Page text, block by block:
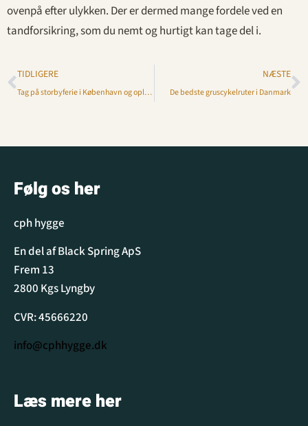
ovenpå efter ulykken. Der er dermed mange fordele ved en
tandforsikring, som du nemt og hurtigt kan tage del i.
TIDLIGERE
Tag på storbyferie i København og oplev byens stemning
NÆSTE
De bedste gruscykelruter i Danmark
Følg os her
cph hygge
En del af Black Spring ApS
Frem 13
2800 Kgs Lyngby
CVR: 45666220
info@cphhygge.dk
Læs mere her